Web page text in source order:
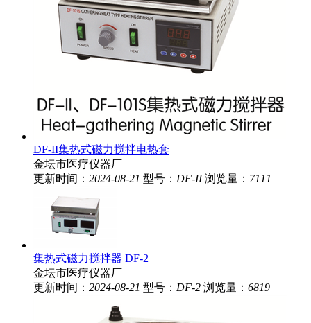
DF-II集热式磁力搅拌电热套
金坛市医疗仪器厂
更新时间： 2024-08-21 型号： DF-II浏览量： 7111
集热式磁力搅拌器 DF-2
金坛市医疗仪器厂
更新时间： 2024-08-21 型号： DF-2 浏览量： 6819